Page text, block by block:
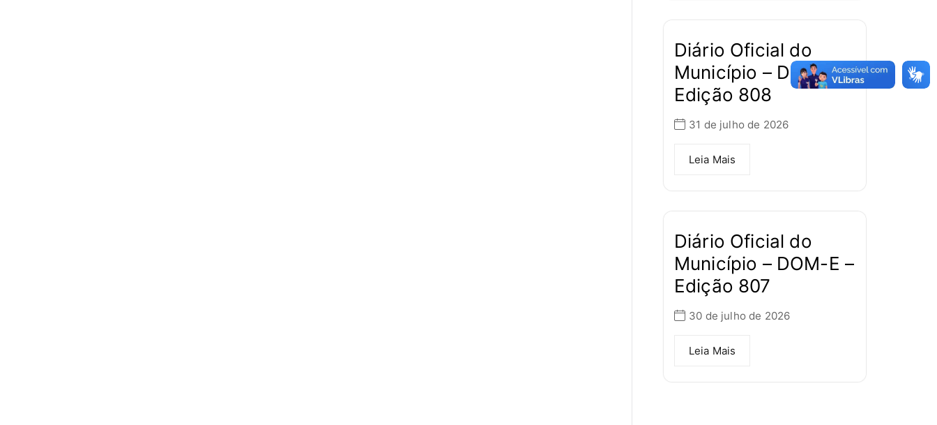
Diário Oficial do
Município – DOM-E –
Edição 808
31 de julho de 2026
Leia Mais
Diário Oficial do
Município – DOM-E –
Edição 807
30 de julho de 2026
Leia Mais